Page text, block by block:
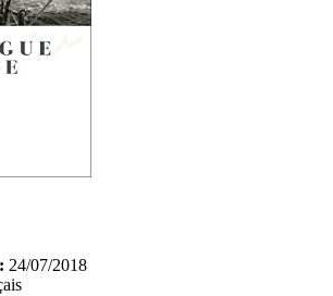
24/07/2018